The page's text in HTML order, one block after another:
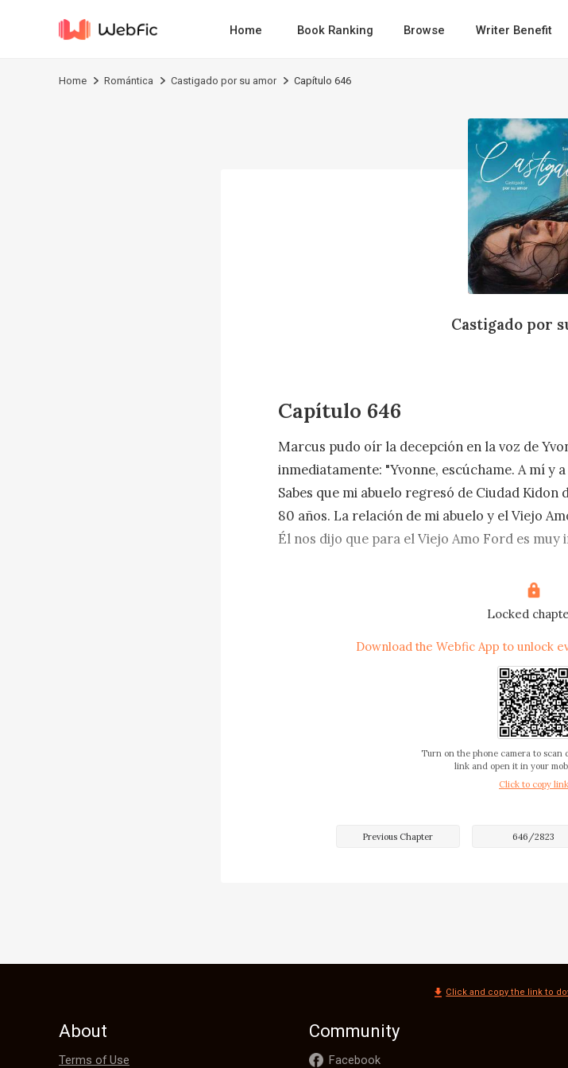
Home Book Ranking Browse Writer Benefit
Home Romántica Castigado por su amor Capítulo 646
Castigado por
Capítulo 646
Marcus pudo oír la decepción en la voz de
inmediatamente: "Yvonne, escúchame. A mí y
Sabes que mi abuelo regresó de Ciudad
80 años. La relación de mi abuelo y el Viejo
Él nos dijo que para el Viejo Amo Ford es
"No podíamos ir en contra de lo que el anciano
"Aunque Ryan y yo no podremos ir a
coche para ustedes. Llámame apenas estén
Ford. Ryan y yo saldremos para escoltarlas".
El tono de Marcus sonaba bastante apenado.
Era una persona muy confiable, pero no
Previous Chapter 646 /2823
Locked
Download the Webfic App to unlock
Turn on the phone camera to scan
link and open it in your
Click to copy link
Click and copy the link to
About
Terms of Use
Community
Facebook